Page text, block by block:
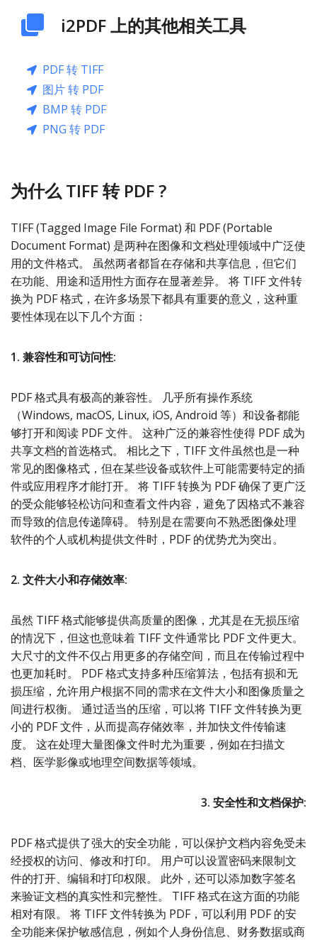
i2PDF 上的其他相关工具
PDF 转 TIFF
图片 转 PDF
BMP 转 PDF
PNG 转 PDF
为什么 TIFF 转 PDF ?
TIFF (Tagged Image File Format) 和 PDF (Portable
Document Format) 是两种在图像和文档处理领域中广泛使
用的文件格式。 虽然两者都旨在存储和共享信息，但它们
在功能、用途和适用性方面存在显著差异。 将 TIFF 文件转
换为 PDF 格式，在许多场景下都具有重要的意义，这种重
要性体现在以下几个方面：
1. 兼容性和可访问性:
PDF 格式具有极高的兼容性。 几乎所有操作系统
（Windows, macOS, Linux, iOS, Android 等）和设备都能
够打开和阅读 PDF 文件。 这种广泛的兼容性使得 PDF 成为
共享文档的首选格式。 相比之下，TIFF 文件虽然也是一种
常见的图像格式，但在某些设备或软件上可能需要特定的插
件或应用程序才能打开。 将 TIFF 转换为 PDF 确保了更广泛
的受众能够轻松访问和查看文件内容，避免了因格式不兼容
而导致的信息传递障碍。 特别是在需要向不熟悉图像处理
软件的个人或机构提供文件时，PDF 的优势尤为突出。
2. 文件大小和存储效率:
虽然 TIFF 格式能够提供高质量的图像，尤其是在无损压缩
的情况下，但这也意味着 TIFF 文件通常比 PDF 文件更大。
大尺寸的文件不仅占用更多的存储空间，而且在传输过程中
也更加耗时。 PDF 格式支持多种压缩算法，包括有损和无
损压缩，允许用户根据不同的需求在文件大小和图像质量之
间进行权衡。 通过适当的压缩，可以将 TIFF 文件转换为更
小的 PDF 文件，从而提高存储效率，并加快文件传输速
度。 这在处理大量图像文件时尤为重要，例如在扫描文
档、医学影像或地理空间数据等领域。
3. 安全性和文档保护:
PDF 格式提供了强大的安全功能，可以保护文档内容免受未
经授权的访问、修改和打印。 用户可以设置密码来限制文
件的打开、编辑和打印权限。 此外，还可以添加数字签名
来验证文档的真实性和完整性。 TIFF 格式在这方面的功能
相对有限。 将 TIFF 文件转换为 PDF，可以利用 PDF 的安
全功能来保护敏感信息，例如个人身份信息、财务数据或商